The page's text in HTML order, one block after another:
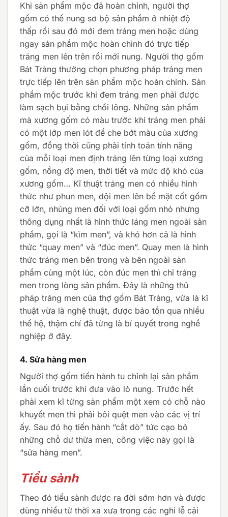
Khi sản phẩm mộc đã hoàn chỉnh, người thợ
gốm có thể nung sơ bộ sản phẩm ở nhiệt độ
thấp rồi sau đó mới đem tráng men hoặc dùng
ngay sản phẩm mộc hoàn chỉnh đó trực tiếp
tráng men lên trên rồi mới nung. Người thợ gốm
Bát Tràng thường chọn phương pháp tráng men
trực tiếp lên trên sản phẩm mộc hoàn chỉnh. Sản
phẩm mộc trước khi đem tráng men phải được
làm sạch bụi bằng chổi lông. Những sản phẩm
mà xương gốm có màu trước khi tráng men phải
có một lớp men lót để che bớt màu của xương
gốm, đồng thời cũng phải tính toán tính năng
của mỗi loại men định tráng lên từng loại xương
gốm, nồng độ men, thời tiết và mức độ khó của
xương gốm… Kĩ thuật tráng men có nhiều hình
thức như phun men, dội men lên bề mặt cốt gốm
cỡ lớn, nhúng men đối với loại gốm nhỏ nhưng
thông dụng nhất là hình thức láng men ngoài sản
phẩm, gọi là “kìm men”, và khó hơn cả là hình
thức “quay men” và “đúc men”. Quay men là hình
thức tráng men bên trong và bên ngoài sản
phẩm cùng một lúc, còn đúc men thì chỉ tráng
men trong lòng sản phẩm. Đây là những thủ
pháp tráng men của thợ gốm Bát Tràng, vừa là kĩ
thuật vừa là nghệ thuật, được bảo tồn qua nhiều
thế hệ, thậm chí đã từng là bí quyết trong nghề
nghiệp ở đây.
4. Sửa hàng men
Người thợ gốm tiến hành tu chỉnh lại sản phẩm
lần cuối trước khi đưa vào lò nung. Trước hết
phải xem kĩ từng sản phẩm một xem có chỗ nào
khuyết men thì phải bôi quệt men vào các vị trí
ấy. Sau đó họ tiến hành “cắt dò” tức cạo bỏ
những chỗ dư thừa men, công việc này gọi là
“sửa hàng men”.
Tiểu sành
Theo đó tiểu sành được ra đời sớm hơn và được
dùng nhiều từ thời xa xưa trong các nghi lễ cải